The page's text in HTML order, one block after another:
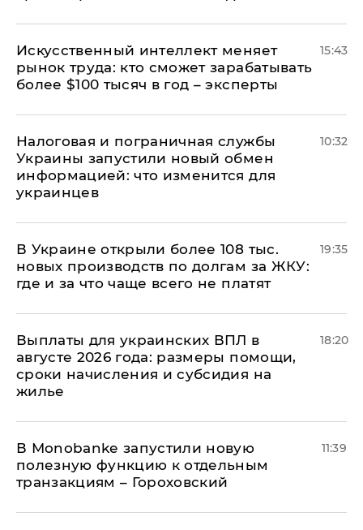
Искусственный интеллект меняет
рынок труда: кто сможет зарабатывать
более $100 тысяч в год – эксперты
15:43
Налоговая и пограничная службы
Украины запустили новый обмен
информацией: что изменится для
украинцев
10:32
В Украине открыли более 108 тыс.
новых производств по долгам за ЖКУ:
где и за что чаще всего не платят
19:35
Выплаты для украинских ВПЛ в
августе 2026 года: размеры помощи,
сроки начисления и субсидия на
жилье
18:20
В Мonobankе запустили новую
полезную функцию к отдельным
транзакциям – Гороховский
11:39